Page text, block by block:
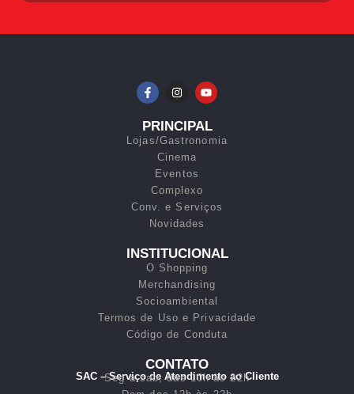
PRINCIPAL
Lojas/Gastronomia
Cinema
Eventos
Complexo
Conv. e Serviços
Novidades
INSTITUCIONAL
O Shopping
Merchandising
Socioambiental
Termos de Uso e Privacidade
Código de Conduta
CONTATO
SAC – Serviço de Atendimento ao Cliente
Seg a sab, das 10h às 22h